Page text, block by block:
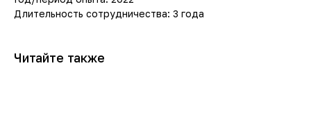
Длительность сотрудничества: 3 года
Читайте также